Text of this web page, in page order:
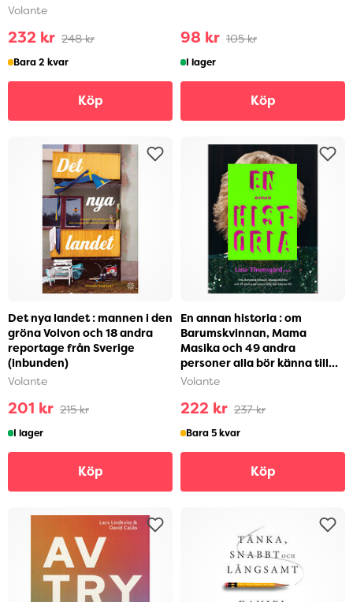
Volante
232 kr 248 kr
Bara 2 kvar
Köp
98 kr 105 kr
I lager
Köp
Det nya landet : mannen i den
gröna Volvon och 18 andra
reportage från Sverige
(inbunden)
Volante
201 kr 215 kr
I lager
Köp
En annan historia : om
Barumskvinnan, Mama
Masika och 49 andra
personer alla bör känna till
(inbunden)
Volante
222 kr 237 kr
Bara 5 kvar
Köp